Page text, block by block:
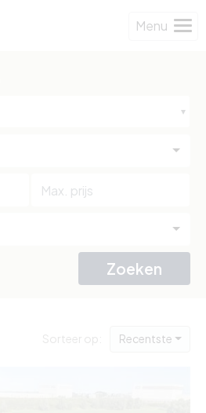
Menu
Zoeken
Sorteer op: Recentste